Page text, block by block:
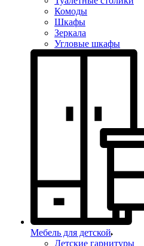
Комоды
Шкафы
Зеркала
Угловые шкафы
Мебель для детской
Детские гарнитуры